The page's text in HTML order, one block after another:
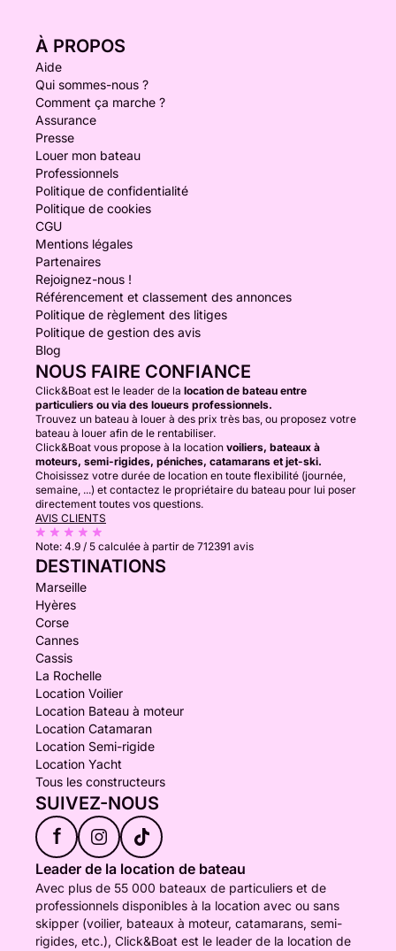
À PROPOS
Aide
Qui sommes-nous ?
Comment ça marche ?
Assurance
Presse
Louer mon bateau
Professionnels
Politique de confidentialité
Politique de cookies
CGU
Mentions légales
Partenaires
Rejoignez-nous !
Référencement et classement des annonces
Politique de règlement des litiges
Politique de gestion des avis
Blog
NOUS FAIRE CONFIANCE
Click&Boat est le leader de la location de bateau entre
particuliers ou via des loueurs professionnels.
Trouvez un bateau à louer à des prix très bas, ou proposez votre
bateau à louer afin de le rentabiliser.
Click&Boat vous propose à la location voiliers, bateaux à
moteurs, semi-rigides, péniches, catamarans et jet-ski.
Choisissez votre durée de location en toute flexibilité (journée,
semaine, ...) et contactez le propriétaire du bateau pour lui poser
directement toutes vos questions.
AVIS CLIENTS
Note: 4.9 / 5 calculée à partir de 712391 avis
DESTINATIONS
Marseille
Hyères
Corse
Cannes
Cassis
La Rochelle
Location Voilier
Location Bateau à moteur
Location Catamaran
Location Semi-rigide
Location Yacht
Tous les constructeurs
SUIVEZ-NOUS
f
Leader de la location de bateau
Avec plus de 55 000 bateaux de particuliers et de
professionnels disponibles à la location avec ou sans
skipper (voilier, bateaux à moteur, catamarans, semi-
rigides, etc.), Click&Boat est le leader de la location de